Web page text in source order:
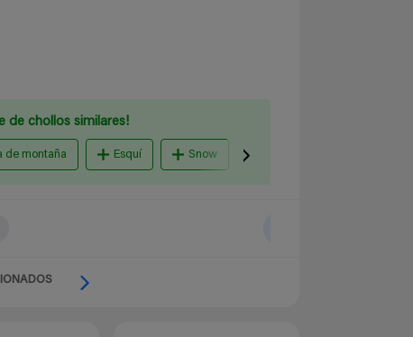
de chollos similares!
de montaña Esquí Snow